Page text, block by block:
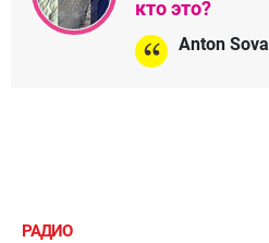
кто это?
Anton Sova
РАДИО